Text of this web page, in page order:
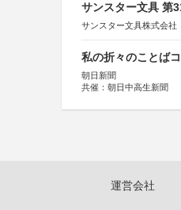
サンスター文具 第
サンスター文具株式会社
私の折々のことば
朝日新聞
共催：朝日中高生新聞
運営会社